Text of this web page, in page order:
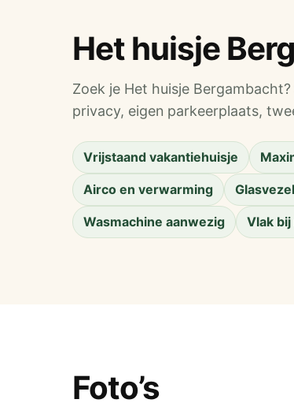
Het huisje
Zoek je Het huisje
privacy, eigen parkeerplaats,
Vrijstaand vakantiehuisje
Airco en verwarming
Wasmachine aanwezig Vlak
Foto’s